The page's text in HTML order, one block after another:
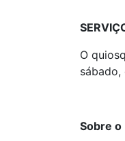
O
sábado,
Sobre o